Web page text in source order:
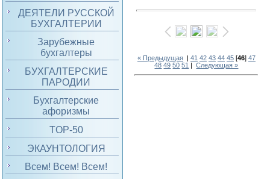
ДЕЯТЕЛИ РУССКОЙ
БУХГАЛТЕРИИ
Зарубежные
бухгалтеры
БУХГАЛТЕРСКИЕ
ПАРОДИИ
Бухгалтерские
афоризмы
TOP-50
ЭКАУНТОЛОГИЯ
Всем! Всем! Всем!
« Предыдущая| 41 42 43 44 45[46] 47
48 49 50 51 |Следующая »